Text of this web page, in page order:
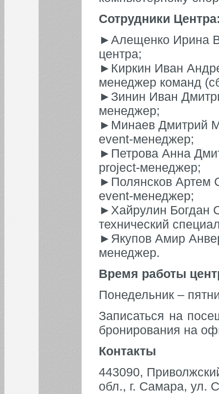
Сотрудники
►Алещенко Ирина
центра;
►Киркин Иван
менеджер команд
►Зинин Иван
менеджер;
►Минаев Дмитрий
event-менеджер;
►Петрова Анна
project-менеджер;
►Полянсков Артем
event-менеджер;
►Хайрулин Богдан
технический
►Якупов Амир
менеджер.
Время работы
Понедельник –
Записаться на
бронирования на
Контакты
443090,
обл., г. Самара, ул.